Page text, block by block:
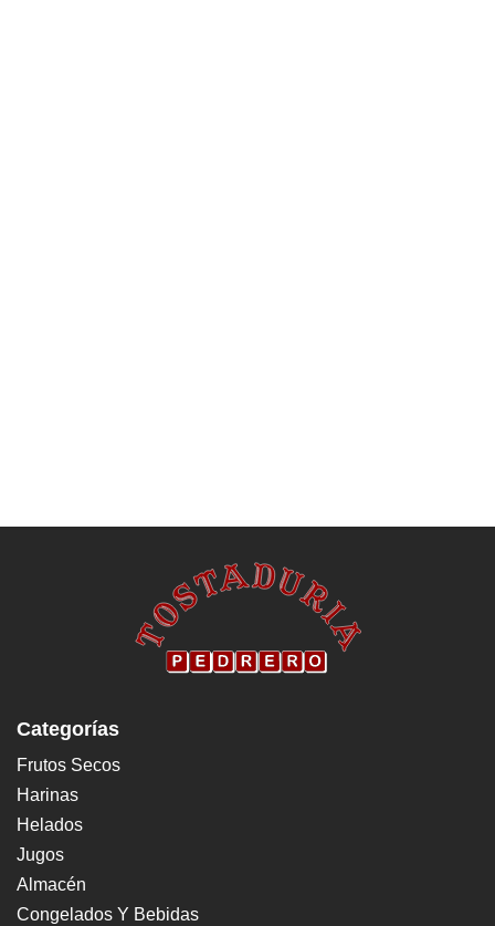
Categorías
Frutos Secos
Harinas
Helados
Jugos
Almacén
Congelados Y Bebidas